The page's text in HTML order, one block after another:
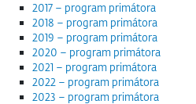
2017 – program primátora
2018 – program primátora
2019 – program primátora
2020 – program primátora
2021 – program primátora
2022 – program primátora
2023 – program primátora